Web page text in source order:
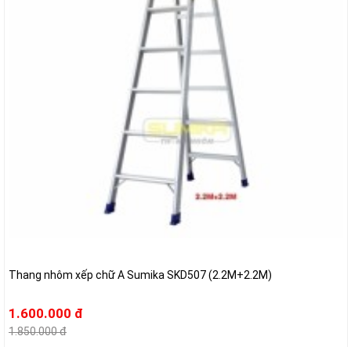
Thang nhôm xếp chữ A Sumika SKD507 (2.2M+2.2M)
1.600.000 đ
1.850.000 đ